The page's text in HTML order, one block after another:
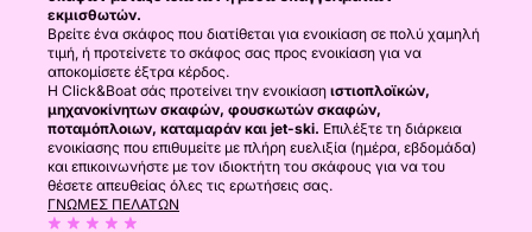
εκμισθωτών.
Βρείτε ένα σκάφος που διατίθεται για ενοικίαση σε πολύ χαμηλή
τιμή, ή προτείνετε το σκάφος σας προς ενοικίαση για να
αποκομίσετε έξτρα κέρδος.
Η Click&Boat σάς προτείνει την ενοικίαση ιστιοπλοϊκών,
μηχανοκίνητων σκαφών, φουσκωτών σκαφών,
ποταμόπλοιων, καταμαράν και jet-ski. Επιλέξτε τη διάρκεια
ενοικίασης που επιθυμείτε με πλήρη ευελιξία (ημέρα, εβδομάδα)
και επικοινωνήστε με τον ιδιοκτήτη του σκάφους για να του
θέσετε απευθείας όλες τις ερωτήσεις σας.
ΓΝΏΜΕΣ ΠΕΛΑΤΏΝ